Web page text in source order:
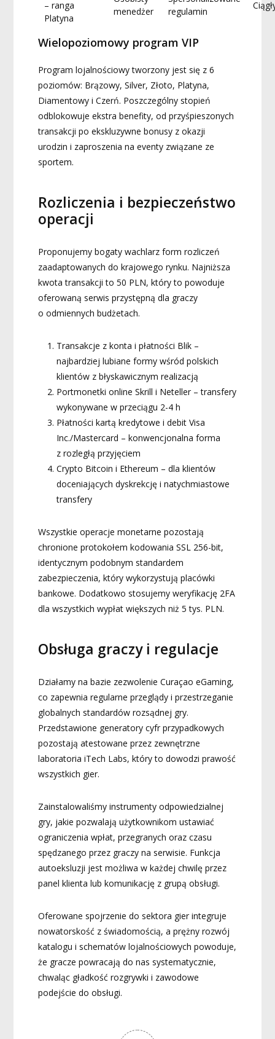
– ranga
Platyna
menedżer
regulamin
Wielopoziomowy program VIP
Program lojalnościowy tworzony jest się z 6
poziomów: Brązowy, Silver, Złoto, Platyna,
Diamentowy i Czerń. Poszczególny stopień
odblokowuje ekstra benefity, od przyśpieszonych
transakcji po ekskluzywne bonusy z okazji
urodzin i zaproszenia na eventy związane ze
sportem.
Rozliczenia i bezpieczeństwo
operacji
Proponujemy bogaty wachlarz form rozliczeń
zaadaptowanych do krajowego rynku. Najniższa
kwota transakcji to 50 PLN, który to powoduje
oferowaną serwis przystępną dla graczy
o odmiennych budżetach.
Transakcje z konta i płatności Blik –
najbardziej lubiane formy wśród polskich
klientów z błyskawicznym realizacją
Portmonetki online Skrill i Neteller – transfery
wykonywane w przeciągu 2-4 h
Płatności kartą kredytowe i debit Visa
Inc./Mastercard – konwencjonalna forma
z rozległą przyjęciem
Crypto Bitcoin i Ethereum – dla klientów
doceniających dyskrekcję i natychmiastowe
transfery
Wszystkie operacje monetarne pozostają
chronione protokołem kodowania SSL 256-bit,
identycznym podobnym standardem
zabezpieczenia, który wykorzystują placówki
bankowe. Dodatkowo stosujemy weryfikację 2FA
dla wszystkich wypłat większych niż 5 tys. PLN.
Obsługa graczy i regulacje
Działamy na bazie zezwolenie Curaçao eGaming,
co zapewnia regularne przeglądy i przestrzeganie
globalnych standardów rozsądnej gry.
Przedstawione generatory cyfr przypadkowych
pozostają atestowane przez zewnętrzne
laboratoria iTech Labs, który to dowodzi prawość
wszystkich gier.
Zainstalowaliśmy instrumenty odpowiedzialnej
gry, jakie pozwalają użytkownikom ustawiać
ograniczenia wpłat, przegranych oraz czasu
spędzanego przez graczy na serwisie. Funkcja
autoeksluzji jest możliwa w każdej chwilę przez
panel klienta lub komunikację z grupą obsługi.
Oferowane spojrzenie do sektora gier integruje
nowatorskość z świadomością, a prężny rozwój
katalogu i schematów lojalnościowych powoduje,
że gracze powracają do nas systematycznie,
chwaląc gładkość rozgrywki i zawodowe
podejście do obsługi.